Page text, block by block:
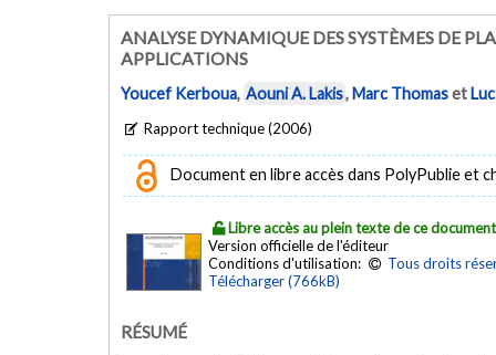
ANALYSE DYNAMIQUE DES SYSTÈMES DE
APPLICATIONS
Youcef Kerboua, Aouni A. Lakis,Marc Thomaset
Rapport technique (2006)
Document en libre accès dans PolyPublie et
Libre accès au plein texte de ce document
Version officielle de l'éditeur
Conditions d'utilisation:
Tous droits
Télécharger (766kB)
RÉSUMÉ